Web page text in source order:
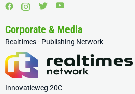
Corporate & Media
Realtimes - Publishing Network
Innovatieweg 20C